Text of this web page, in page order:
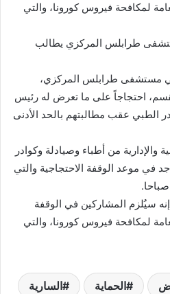
لمكافحة فيروس كورونا، والتي
طرابلس المركزي يطالب
مستشفى طرابلس المركزي،
احتجاجاً على ما تعرض له رئيس
الطبي عقب مطالبتهم بالحد الأدنى
والإدارية من أطباء وصيادلة وكوادر
في موعد الوقفة الاحتجاجية والتي
سيُلزم المشاركين في الوقفة
لمكافحة فيروس كورونا، والتي
الحماية السارية